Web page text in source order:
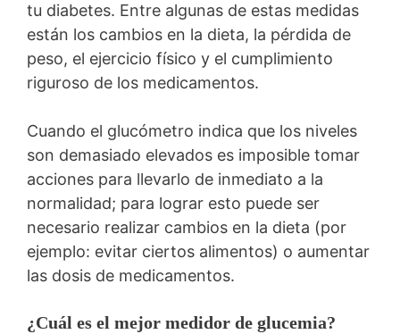
tu diabetes. Entre algunas de estas medidas
están los cambios en la dieta, la pérdida de
peso, el ejercicio físico y el cumplimiento
riguroso de los medicamentos.
Cuando el glucómetro indica que los niveles
son demasiado elevados es imposible tomar
acciones para llevarlo de inmediato a la
normalidad; para lograr esto puede ser
necesario realizar cambios en la dieta (por
ejemplo: evitar ciertos alimentos) o aumentar
las dosis de medicamentos.
¿Cuál es el mejor medidor de glucemia?